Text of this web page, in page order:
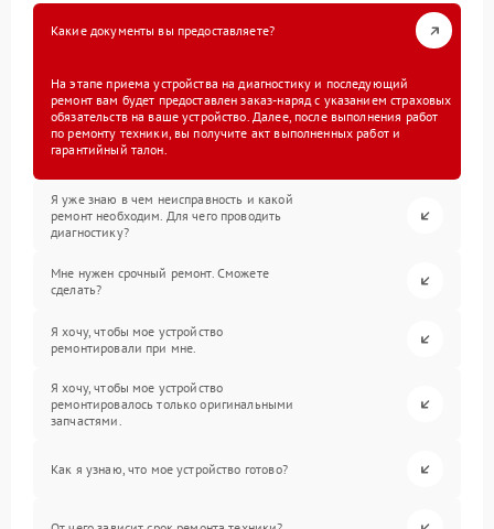
Какие документы вы предоставляете?
На этапе приема устройства на диагностику и последующий
ремонт вам будет предоставлен заказ-наряд с указанием страховых
обязательств на ваше устройство. Далее, после выполнения работ
по ремонту техники, вы получите акт выполненных работ и
гарантийный талон.
Я уже знаю в чем неисправность и какой
ремонт необходим. Для чего проводить
диагностику?
Мне нужен срочный ремонт. Сможете
сделать?
Я хочу, чтобы мое устройство
ремонтировали при мне.
Я хочу, чтобы мое устройство
ремонтировалось только оригинальными
запчастями.
Как я узнаю, что мое устройство готово?